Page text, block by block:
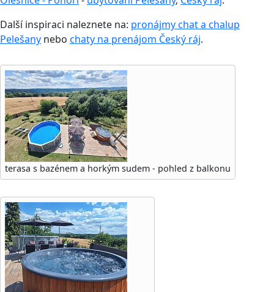
Další inspiraci naleznete na: pronájmy chat a chalup
Pelešany nebo chaty na prenájom Český ráj.
terasa s bazénem a horkým sudem - pohled z balkonu